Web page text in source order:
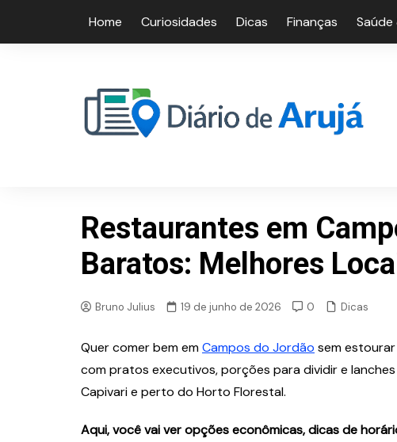
content
Home Curiosidades Dicas Finanças
Restaurantes em
Baratos: Melhores
Bruno Julius 19 de junho de 2026 0 Dicas
Quer comer bem emCampos do Jordão sem
com pratos executivos, porções para dividir e
Capivari e perto do Horto Florestal.
Aqui, você vai ver opções econômicas, dicas de